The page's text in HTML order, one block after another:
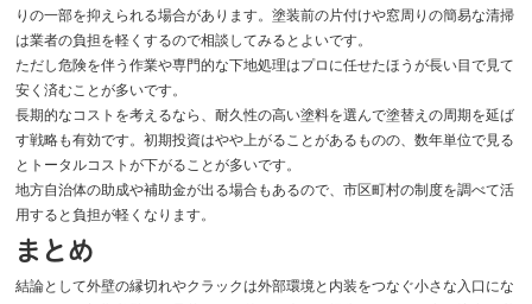
りの一部を抑えられる場合があります。塗装前の片付けや窓周りの簡易な清掃
は業者の負担を軽くするので相談してみるとよいです。
ただし危険を伴う作業や専門的な下地処理はプロに任せたほうが長い目で見て
安く済むことが多いです。
長期的なコストを考えるなら、耐久性の高い塗料を選んで塗替えの周期を延ば
す戦略も有効です。初期投資はやや上がることがあるものの、数年単位で見る
とトータルコストが下がることが多いです。
地方自治体の助成や補助金が出る場合もあるので、市区町村の制度を調べて活
用すると負担が軽くなります。
まとめ
結論として外壁の縁切れやクラックは外部環境と内装をつなぐ小さな入口にな